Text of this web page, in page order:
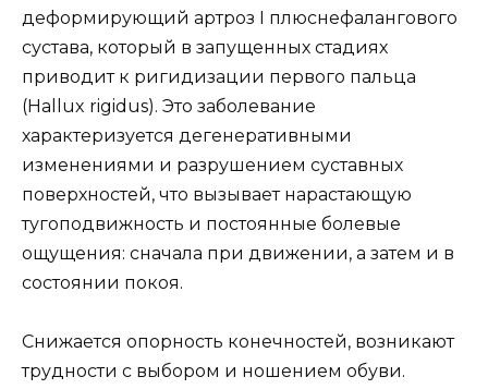
деформирующий артроз I плюснефалангового
сустава, который в запущенных стадиях
приводит к ригидизации первого пальца
(Hallux rigidus). Это заболевание
характеризуется дегенеративными
изменениями и разрушением суставных
поверхностей, что вызывает нарастающую
тугоподвижность и постоянные болевые
ощущения: сначала при движении, а затем и в
состоянии покоя.
Снижается опорность конечностей, возникают
трудности с выбором и ношением обуви.